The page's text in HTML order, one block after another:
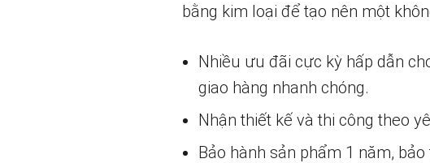
bằng kim loại để tạo nên một
Nhiều ưu đãi cực kỳ hấp dẫn
giao hàng nhanh chóng.
Nhận thiết kế và thi công theo
Bảo hành sản phẩm 1 năm,